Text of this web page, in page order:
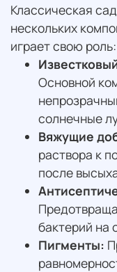
Классическая
нескольких
играет свою роль:
Основной
солнечные
Вяжущие
раствора к
после
бактерий на
Пигменты: